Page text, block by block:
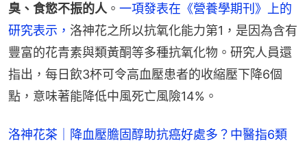
臭、食慾不振的人 。 一項發表在《營養學期刊》上的
研究表示， 洛神花之所以抗氧化能力第1，是因為含有
豐富的花青素與類黃酮等多種抗氧化物。研究人員還
指出，每日飲3杯可令高血壓患者的收縮壓下降6個
點，意味著能降低中風死亡風險14%。
洛神花茶｜降血壓膽固醇助抗癌好處多？中醫指6類